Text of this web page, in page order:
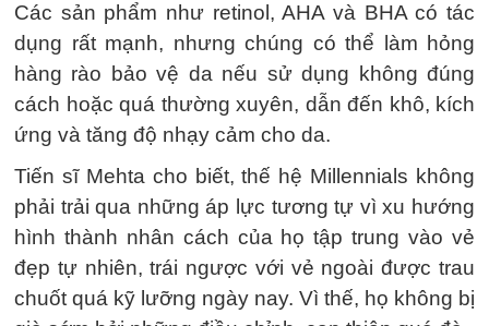
Các sản phẩm như retinol, AHA và BHA có tác
dụng rất mạnh, nhưng chúng có thể làm hỏng
hàng rào bảo vệ da nếu sử dụng không đúng
cách hoặc quá thường xuyên, dẫn đến khô, kích
ứng và tăng độ nhạy cảm cho da.
Tiến sĩ Mehta cho biết, thế hệ Millennials không
phải trải qua những áp lực tương tự vì xu hướng
hình thành nhân cách của họ tập trung vào vẻ
đẹp tự nhiên, trái ngược với vẻ ngoài được trau
chuốt quá kỹ lưỡng ngày nay. Vì thế, họ không bị